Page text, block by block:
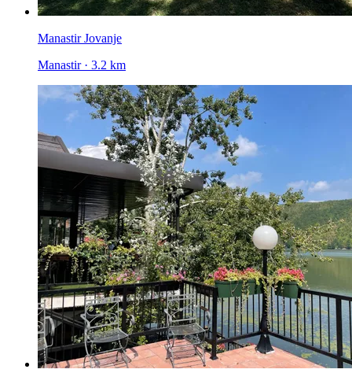
Manastir Jovanje
Manastir · 3.2 km